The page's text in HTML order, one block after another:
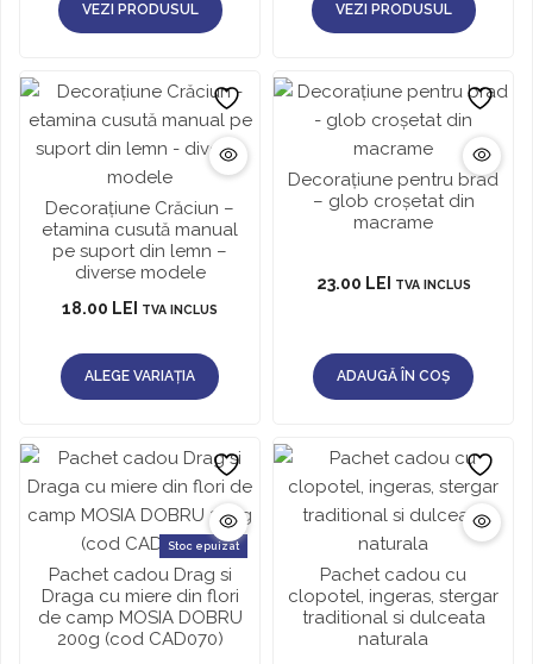
VEZI PRODUSUL VEZI PRODUSUL
Decorațiune Crăciun –
etamina cusută manual
pe suport din lemn –
diverse modele
18.00 LEI TVA INCLUS
ALEGE VARIAȚIA
Decorațiune pentru brad
– glob croșetat din
macrame
23.00 LEI TVA INCLUS
ADAUGĂ ÎN COȘ
Stoc epuizat
Pachet cadou Drag si
Draga cu miere din flori
de camp MOSIA DOBRU
200g (cod CAD070)
Pachet cadou cu
clopotel, ingeras, stergar
traditional si dulceata
naturala